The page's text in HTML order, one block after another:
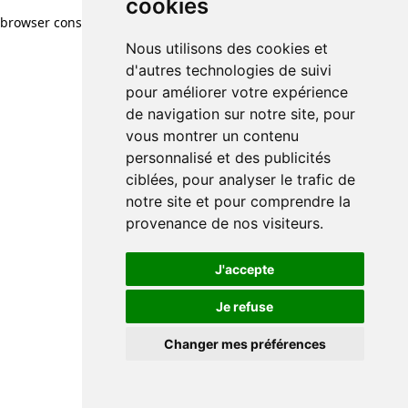
cookies
Nous utilisons des cookies et
d'autres technologies de suivi
pour améliorer votre expérience
de navigation sur notre site, pour
vous montrer un contenu
personnalisé et des publicités
ciblées, pour analyser le trafic de
notre site et pour comprendre la
provenance de nos visiteurs.
J'accepte
Je refuse
Changer mes préférences
cookies
Nous utilisons des cookies et
d'autres technologies de suivi
pour améliorer votre expérience
de navigation sur notre site, pour
vous montrer un contenu
personnalisé et des publicités
ciblées, pour analyser le trafic de
notre site et pour comprendre la
provenance de nos visiteurs.
J'accepte
Je refuse
Changer mes préférences
browser console for more information)